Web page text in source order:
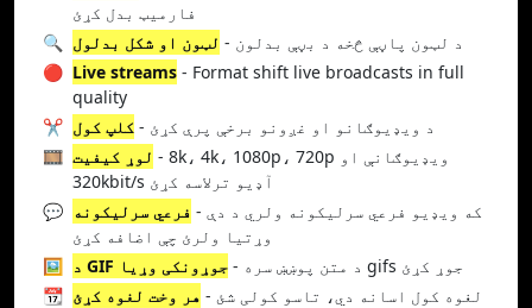
فارمیټ بدل کړئ
🔍 لټون او شکل بدلول
- د لټون پاڼې څخه د بڼې بدلون
🔴 Live streams - Format shift live broadcasts in full
quality
✂️ کلپ کول
- د ویډیوګانو او غږونو برخې پرې کړئ
🎞️ لوړ کیفیت - 8k، 4k، 1080p، 720p ویډیوګانې او
320kbit/s آډیو ترلاسه کړئ
💬 فرعي سرلیکونه - که ویډیو فرعي سرلیکونه ولري د دې
وړتیا ولرئ چې اضافه کړئ
🖼️
د GIF جوړونکی وړیا
- د متن پوښښ سره gifs جوړ کړئ
📆 هر وخت لغوه کړئ - لغوه کول اسانه دي، تاسو کولی شئ